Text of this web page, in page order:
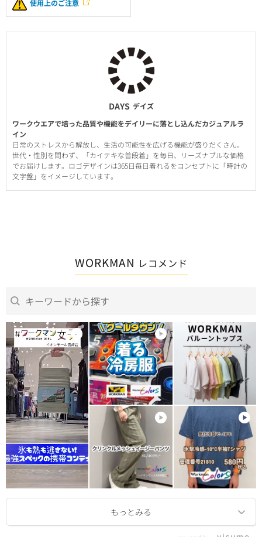
使用上のご注意
DAYS デイズ
ワークウエアで培った品質や機能をデイリーに落とし込んだカジュアルラ
イン
日常のストレスから解放し、生活の可能性を広げる機能が盛りだくさん。
世代・性別を問わず、「カイテキな普段着」を毎日、リーズナブルな価格
でお届けします。ロゴデザインは365日毎日着れるをコンセプトに「時計の
文字盤」をイメージしています。
WORKMAN レコメンド